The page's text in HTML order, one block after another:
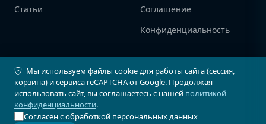
Статьи
Соглашение
Конфиденциальность
АвтоСпектр
Infovin
+7 (903) 735-9056
info@avtostat-info.ru
Мы используем файлы cookie для работы сайта (сессия,
корзина) и сервиса reCAPTCHA от Google. Продолжая
использовать сайт, вы соглашаетесь с нашей политикой
конфиденциальности.
Согласен с обработкой персональных данных